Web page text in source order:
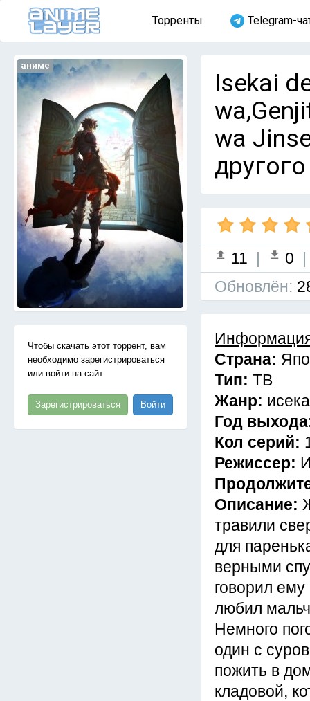
Торренты Telegram-
аниме
Чтобы скачать этот торрент, вам
необходимо зарегистрироваться
или войти на сайт
Зарегистрироваться Войти
Isekai
wa
11 | 0 |
Обновлён:
Страна:
Тип: ТВ
Жанр:
Год
Кол серий:
Режиссер:
Описание:
травили
для
верными
говорил
любил
Немного
один с
пожить в
кладовой,